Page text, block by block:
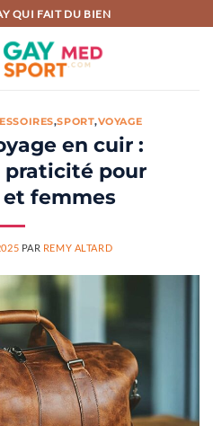
QUI FAIT DU BIEN
,SPORT,VOYAGE
en cuir :
praticité pour
femmes
PAR REMY ALTARD